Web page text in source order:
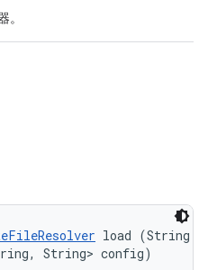
load (String
String> config)